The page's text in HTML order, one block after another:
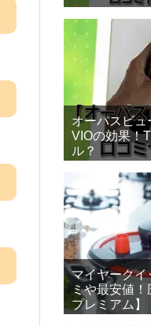
オーパスビ
VIOの効果！
ル？
マイヤークイ
ミや最安値
プレミアム】